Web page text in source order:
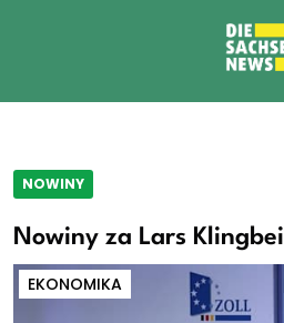
NOWINY
Nowiny za Lars Klingbeil
EKONOMIKA